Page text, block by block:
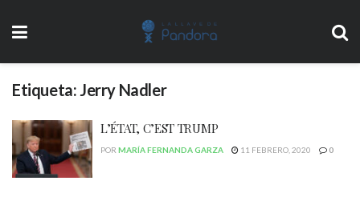
Etiqueta: Jerry Nadler
L’ÉTAT, C’EST TRUMP
POR MARÍA FERNANDA GARZA 11 FEBRERO, 2020 0